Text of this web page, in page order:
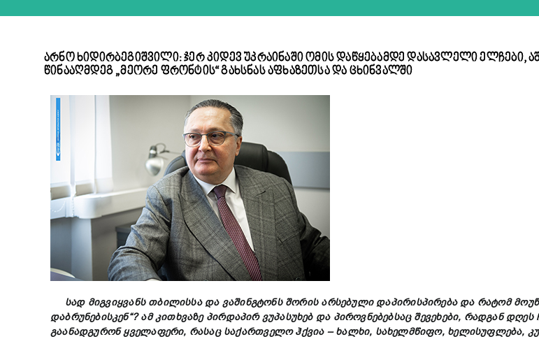
არნო ხიდირბეგიშვილი: ჯერ კიდევ უკრაინაში ომის დაწყებამდე დასავლელი
წინააღმდეგ „მეორე ფრონტის“ გახსნას აფხაზეთსა და ცხინვალში
სად მიგვიყვანს თბილისსა და ვაშინგტონს შორის არსებული დაპირისპირება და რატომ
დაბრუნებისკენ“? ამ კითხვაზე პირდაპირ ვუპასუხებ და პიროვნებებსაც შევეხები, რადგან დღეს
გაანადგურონ ყველაფერი, რასაც საქართველო ჰქვია–ხალხი, სახელმწიფო, ხელისუფლება,